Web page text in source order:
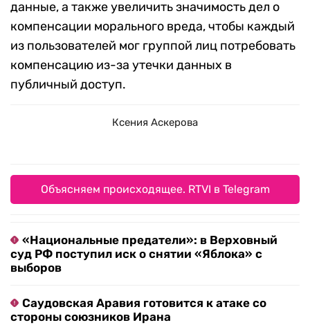
данные, а также увеличить значимость дел о
компенсации морального вреда, чтобы каждый
из пользователей мог группой лиц потребовать
компенсацию из-за утечки данных в
публичный доступ.
Ксения Аскерова
Объясняем происходящее. RTVI в Telegram
«Национальные предатели»: в Верховный
суд РФ поступил иск о снятии «Яблока» с
выборов
Саудовская Аравия готовится к атаке со
стороны союзников Ирана